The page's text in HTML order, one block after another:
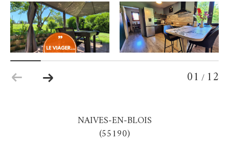
01 / 12
NAIVES-EN-BLOIS
(55190)